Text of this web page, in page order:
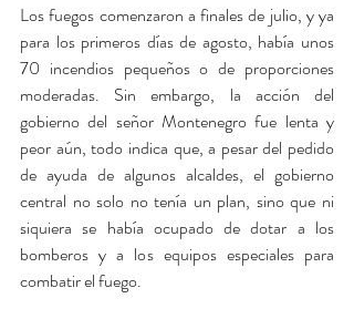
Los fuegos comenzaron a finales de julio, y ya
para los primeros días de agosto, había unos
70 incendios pequeños o de proporciones
moderadas. Sin embargo, la acción del
gobierno del señor Montenegro fue lenta y
peor aún, todo indica que, a pesar del pedido
de ayuda de algunos alcaldes, el gobierno
central no solo no tenía un plan, sino que ni
siquiera se había ocupado de dotar a los
bomberos y a los equipos especiales para
combatir el fuego.